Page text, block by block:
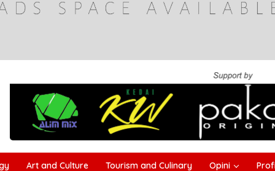
Art and Culture Tourism and Culinary Opini